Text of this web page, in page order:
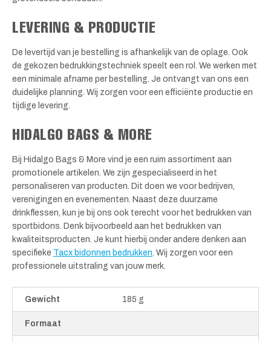
LEVERING & PRODUCTIE
De levertijd van je bestelling is afhankelijk van de oplage. Ook
de gekozen bedrukkingstechniek speelt een rol. We werken met
een minimale afname per bestelling. Je ontvangt van ons een
duidelijke planning. Wij zorgen voor een efficiënte productie en
tijdige levering.
HIDALGO BAGS & MORE
Bij Hidalgo Bags & More vind je een ruim assortiment aan
promotionele artikelen. We zijn gespecialiseerd in het
personaliseren van producten. Dit doen we voor bedrijven,
verenigingen en evenementen. Naast deze duurzame
drinkflessen, kun je bij ons ook terecht voor het bedrukken van
sportbidons. Denk bijvoorbeeld aan het bedrukken van
kwaliteitsproducten. Je kunt hierbij onder andere denken aan
specifieke Tacx bidonnen bedrukken. Wij zorgen voor een
professionele uitstraling van jouw merk.
Gewicht 185 g
Formaat